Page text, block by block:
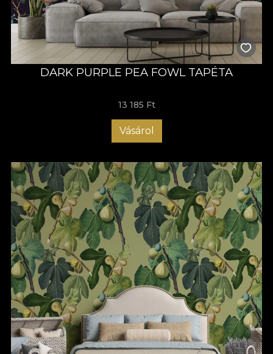
DARK PURPLE PEA FOWL TAPÉTA
13 185 Ft
Vásárol